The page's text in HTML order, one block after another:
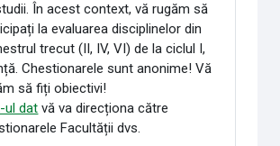
În acest context, vă rugăm să
la evaluarea disciplinelor din
trecut (II, IV, VI) de la ciclul I,
Chestionarele sunt anonime! Vă
să fiți obiectivi!
ul dat vă va direcționa către
Facultății dvs.